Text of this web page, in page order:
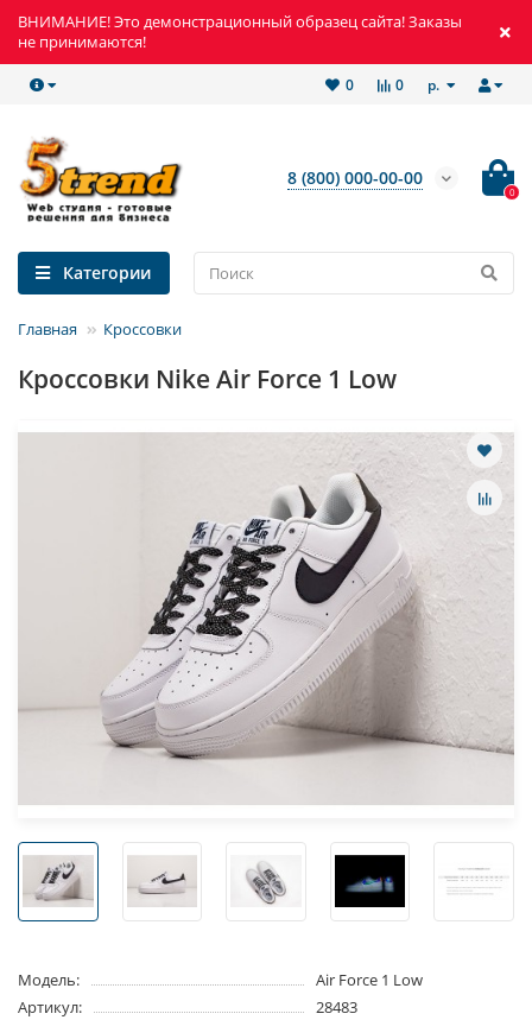
ВНИМАНИЕ! Это демонстрационный образец сайта! Заказы
не принимаются!
р.
0
0
8 (800) 000-00-00
0
Категории
Главная Кроссовки
Кроссовки Nike Air Force 1 Low
Модель:
Air Force 1 Low
Артикул:
28483